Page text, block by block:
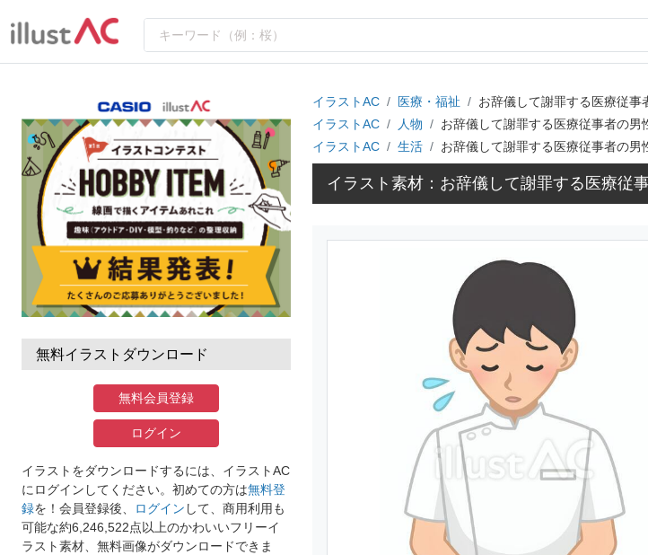
無料イラストダウンロード
無料会員登録
ログイン
イラストをダウンロードするには、イラストAC
にログインしてください。初めての方は無料登
録を！会員登録後、 ログイン して、商用利用も
可能な約6,246,522点以上のかわいいフリーイ
ラスト素材、無料画像がダウンロードできま
イラストAC 医療・福祉
お辞儀して謝罪する医療従事
イラストAC
人物
お辞儀して謝罪する医療従事者の男
イラストAC
生活 お辞儀して謝罪する医療従事者の男
イラスト素材：お辞儀して謝罪する医療従